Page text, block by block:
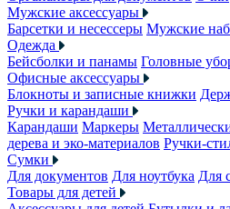
Мужские аксессуары
Барсетки и несессеры Мужские
Одежда
Бейсболки и панамы Головные
Офисные аксессуары
Блокноты и записные книжки
Ручки и карандаши
Карандаши Маркеры
дерева и эко-материалов Ручки-
Сумки
Для документов Для ноутбука Для
Товары для детей